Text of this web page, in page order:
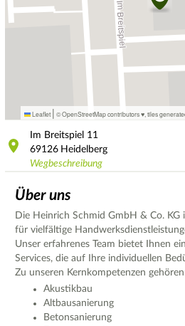
Leaflet | © OpenStreetMap contributors ♥, tiles
Im Breitspiel 11
69126 Heidelberg
Wegbeschreibung
Über uns
Die Heinrich Schmid GmbH & Co.
für vielfältige
Unser erfahrenes Team bietet Ihnen
Services, die auf Ihre individuellen
Zu unseren Kernkompetenzen
Akustikbau
Altbausanierung
Betonsanierung